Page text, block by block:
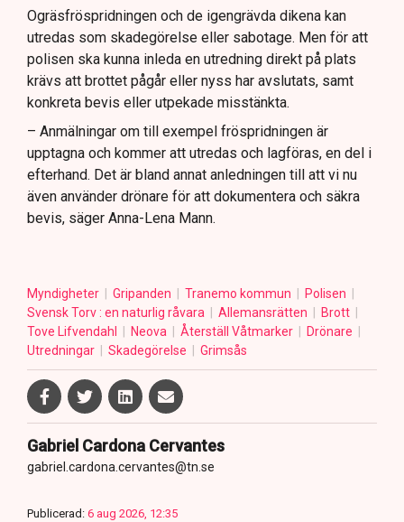
Ogräsfröspridningen och de igengrävda dikena kan
utredas som skadegörelse eller sabotage. Men för att
polisen ska kunna inleda en utredning direkt på plats
krävs att brottet pågår eller nyss har avslutats, samt
konkreta bevis eller utpekade misstänkta.
– Anmälningar om till exempel fröspridningen är
upptagna och kommer att utredas och lagföras, en del i
efterhand. Det är bland annat anledningen till att vi nu
även använder drönare för att dokumentera och säkra
bevis, säger Anna-Lena Mann.
Myndigheter Gripanden Tranemo kommun
Polisen
Svensk Torv : en naturlig råvara
Allemansrätten
Brott
Tove Lifvendahl
Neova Återställ Våtmarker
Drönare
Utredningar
Skadegörelse Grimsås
Gabriel Cardona Cervantes
gabriel.cardona.cervantes@tn.se
Publicerad: 6 aug 2026, 12:35